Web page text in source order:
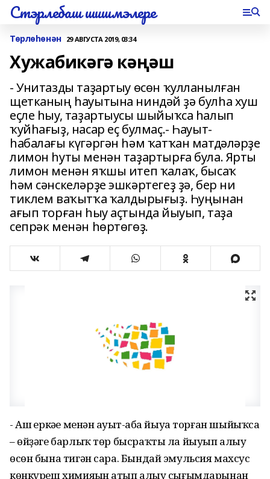
Стэрлебаш шишмэлере
Төрлөһөнән 29 АВГУСТА 2019, 03:34
Хужабикәгә кәңәш
- Унитазды таҙартыу өсөн ҡул­ланылған
щетканың һауытына ниндәй ҙә булһа хуш
еҫле һыу, таҙартыусы шыйыҡса һалып
ҡуйһағыҙ, насар еҫ булмаҫ.- Һауыт-
һабалағы күгәргән һәм ҡатҡан матдәләрҙе
лимон һуты менән таҙартырға була. Ярты
лимон менән яҡшы итеп ҡалаҡ, бысаҡ
һәм сәнскеләрҙе эшкәртегеҙ ҙә, бер ни
тиклем ваҡытҡа ҡалдырығыҙ. Һуңынан
ағып торған һыу аҫтында йыуып, таҙа
сепрәк менән һөртөгөҙ.
- Аш һеркәһе менән һауыт-һаба йыуа торған шыйыҡса
– өйҙәге барлыҡ төр бысраҡты ла йыуып алыу
өсөн бына тигән сара. Бындай эмульсия махсус
көнкүреш химияһын һатып алыу сығымдарынан